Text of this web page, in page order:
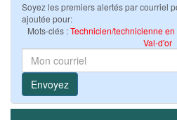
Soyez les premiers alertés par courriel
ajoutée pour:
Mots-clés :Technicien/technicienne
Val-d'or
Envoyez